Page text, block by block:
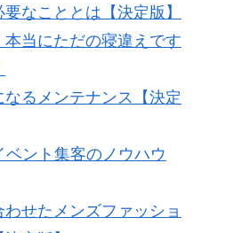
なこととは【決定版】
本当にただの寝違えです
るメンテナンス【決定
ベント集客のノウハウ
せたメンズファッショ